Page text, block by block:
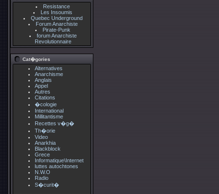
Resistance
Les Insoumis
Quebec Underground
Forum Anarchiste
Pirate-Punk
forum Anarchiste
Revolutionnaire
Cat�gories
Alternatives
Anarchisme
Anglais
Appel
Autres
Citations
�cologie
International
Millitantisme
Recettes v�g�
Th�orie
Video
Anarkhia
Blackblock
Grece
Informatique\Internet
luttes autochtones
N.W.O
Radio
S�curit�